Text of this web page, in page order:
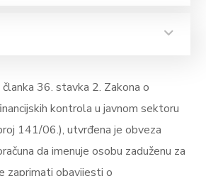
36. stavka 2. Zakona o
kontrola u javnom sektoru
141/06.), utvrđena je obveza
da imenuje osobu zaduženu za
zaprimati obavijesti o